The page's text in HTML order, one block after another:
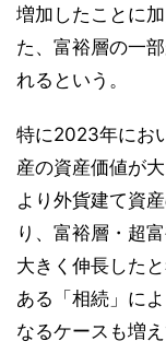
増加したことに
た、富裕層の一
れるという。
特に2023年にお
産の資産価値が
より外貨建て資
り、富裕層・超
大きく伸長した
ある「相続」に
なるケースも増